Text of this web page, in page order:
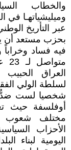
والخطاب
وميليشياتهـا في
عبر التأريخ
بحزب مستعد أن
فيه فساد وخراباً
العراق
لسلطة الولي
شخصيا لست ضدُّ
أوفلسفة حيث
مختلف شعوب
الأحزاب
اليومية لبناء